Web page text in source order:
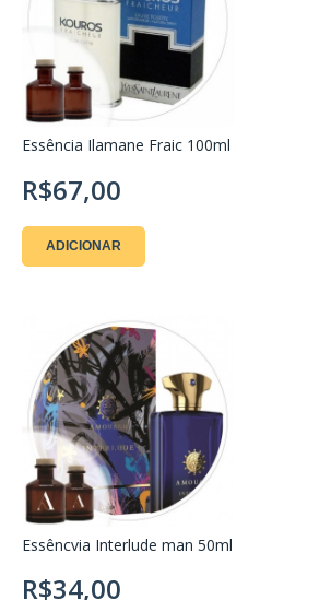
Essência Ilamane Fraic 100ml
R$67,00
ADICIONAR
Essêncvia Interlude man 50ml
R$34,00